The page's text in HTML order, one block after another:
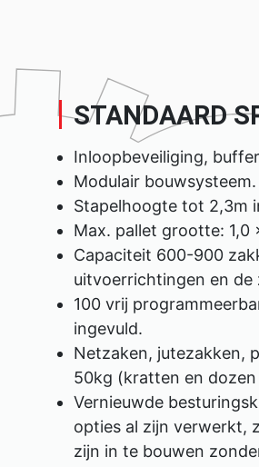
STANDAARD
Inloopbeveiliging,
Modulair bouwsysteem.
Stapelhoogte tot 2,3m
Max. pallet grootte: 1,0
Capaciteit 600-900
uitvoerrichtingen en de
100 vrij
ingevuld.
Netzaken, jutezakken,
50kg (kratten en
Vernieuwde
opties al zijn verwerkt,
zijn in te bouwen